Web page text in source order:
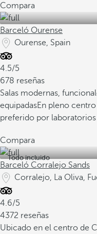
Compara
Barceló Ourense
Ourense, Spain
4.5/5
678 reseñas
Salas modernas,
equipadasEn pleno
preferido por
Compara
Todo incluido
Barceló Corralejo Sands
Corralejo, La Oliva,
4.6/5
4372 reseñas
Ubicado en el centro de